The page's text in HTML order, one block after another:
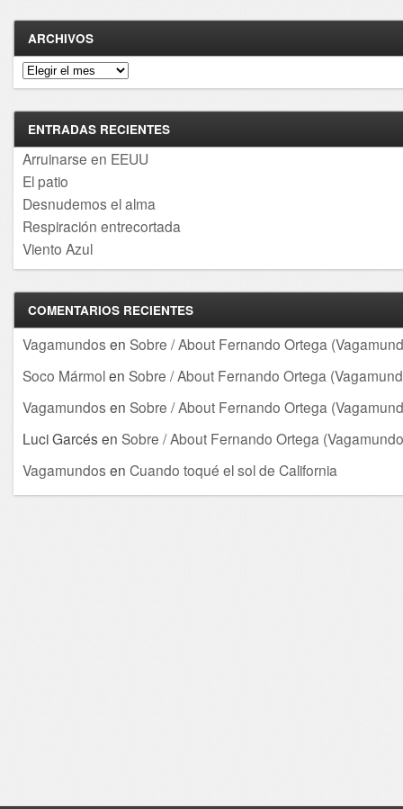
ARCHIVOS
Archivos
ENTRADAS RECIENTES
Arruinarse en EEUU
El patio
Desnudemos el alma
Respiración entrecortada
Viento Azul
COMENTARIOS RECIENTES
Vagamundos en Sobre / About Fernando Ortega
Soco Mármolen Sobre / About Fernando Ortega
Vagamundos en Sobre / About Fernando Ortega
Luci Garcés en Sobre / About Fernando Ortega
Vagamundos en Cuando toqué el sol de California